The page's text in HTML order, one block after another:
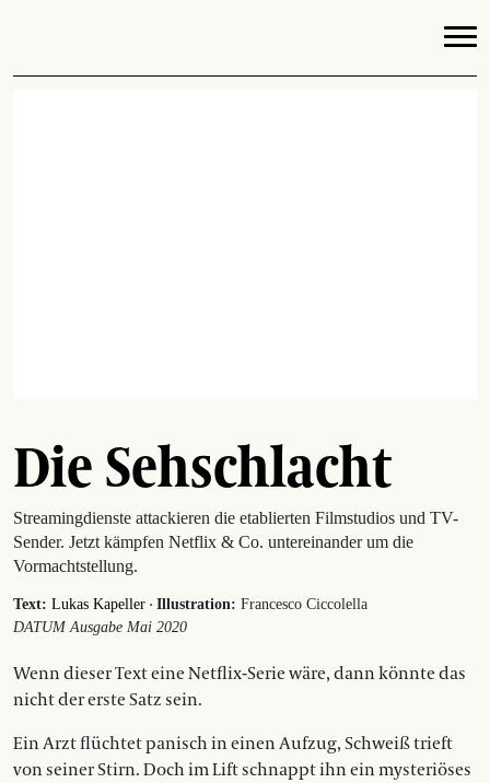
Die Sehschlacht
Streamingdienste attackieren die etablierten Filmstudios und TV-
Sender. Jetzt kämpfen Netflix & Co. untereinander um die
Vormachtstellung.
Text: Lukas Kapeller · Illustration: Francesco Ciccolella
DATUM Ausgabe Mai 2020
Wenn dieser Text eine ­­Netflix-Serie wäre, dann könnte das
nicht der erste Satz sein.
Ein Arzt flüchtet panisch in einen Aufzug, Schweiß trieft
von seiner Stirn. Doch im Lift schnappt ihn ein mysteriöses